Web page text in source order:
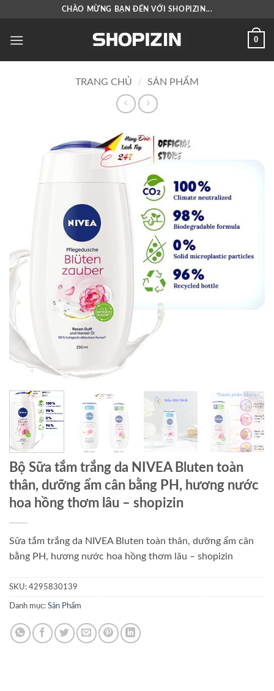
nội
CHÀO MỪNG BẠN ĐẾN VỚI SHOPIZIN...
0
TRANG CHỦ / SẢN PHẨM
Bộ Sữa tắm trắng da NIVEA Bluten toàn
thân, dưỡng ẩm cân bằng PH, hương nước
hoa hồng thơm lâu – shopizin
Sữa tắm trắng da NIVEA Bluten toàn thân, dưỡng ẩm cân
bằng PH, hương nước hoa hồng thơm lâu – shopizin
SKU: 4295830139
Danh mục: Sản Phẩm